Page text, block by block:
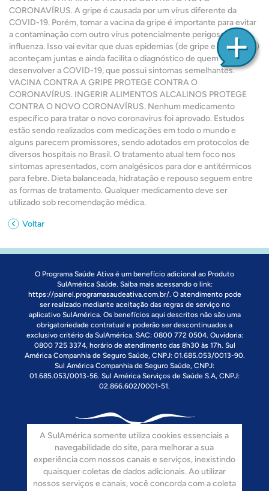
A SulAmérica somente utiliza cookies essenciais a
navegabilidade do site, para melhorar a sua
experiência com nossos canais e serviços, inexistindo
quaisquer coletas de dados adicionais. Ao utilizar
nossos serviços e canais, você concorda com a coleta
Voltar
O Programa Saúde Ativa é um benefício adicional ao Produto
SulAmérica Saúde. Saiba mais acessando o link:
https://painel.programasaudeativa.com.br/. O atendimento pode
ser realizado mediante aceitação das regras de serviço no
aplicativo SulAmérica. Os benefícios aqui descritos não são uma
obrigatoriedade contratual e poderão ser descontinuados a
exclusivo critério da SulAmérica. SAC: 0800 772 0504. Ouvidoria:
0800 725 3374, horário de atendimento das 8h30 às 17h. Sul
América Companhia de Seguro Saúde, CNPJ: 01.685.053/0013-90.
Sul América Companhia de Seguro Saúde, CNPJ:
01.685.053/0013-56. Sul América Serviços de Saúde S.A, CNPJ:
02.866.602/0001-51.
Siga-nos: